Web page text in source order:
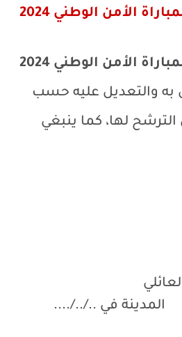
الأمن الوطني 2024
الأمن الوطني 2024
به والتعديل عليه حسب
الترشح لها، كما ينبغي
في ../../....